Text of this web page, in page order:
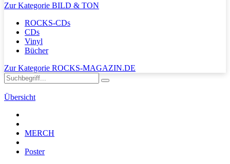
Zur Kategorie BILD & TON
ROCKS-CDs
CDs
Vinyl
Bücher
Zur Kategorie ROCKS-MAGAZIN.DE
Übersicht
MERCH
Poster